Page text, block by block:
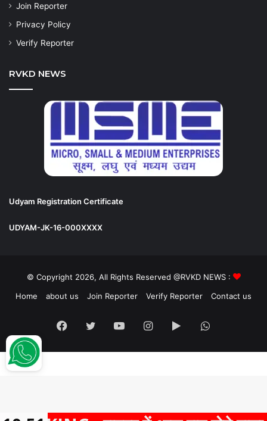
Join Reporter
Privacy Policy
Verify Reporter
RVKD NEWS
Udyam Registration Certificate
UDYAM-JK-16-000XXXX
© Copyright 2026, All Rights Reserved @RVKD NEWS :
Home
about us Join Reporter Verify Reporter Contact us
Facebook
TwitterYouTubeInstagram
Google
Play
WhatsApp